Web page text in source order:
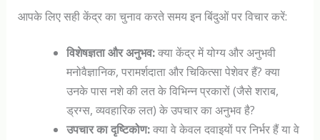
आपके लिए सही केंद्र का चुनाव करते समय इन बिंदुओं पर विचार करें:
विशेषज्ञता और अनुभव:क्या केंद्र में योग्य और अनुभवी
मनोवैज्ञानिक, परामर्शदाता और चिकित्सा पेशेवर हैं? क्या
उनके पास नशे की लत के विभिन्न प्रकारों (जैसे शराब,
ड्रग्स, व्यवहारिक लत) के उपचार का अनुभव है?
उपचार का दृष्टिकोण:क्या वे केवल दवाइयों पर निर्भर हैं या वे